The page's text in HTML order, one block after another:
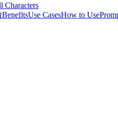
Characters
BenefitsUse CasesHow to Use